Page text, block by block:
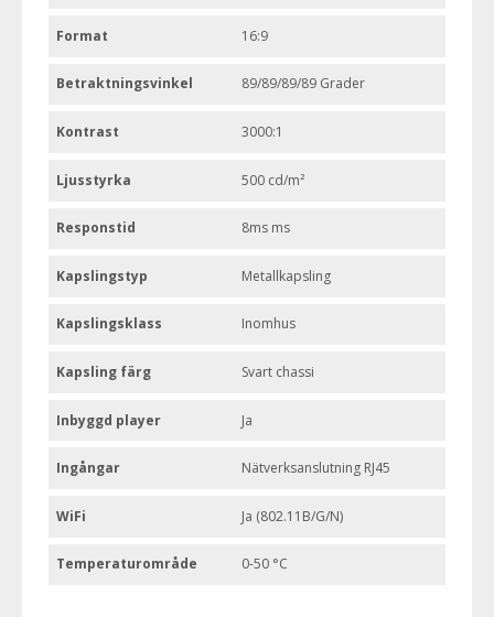
Format 16:9
Betraktningsvinkel 89/89/89/89 Grader
Kontrast 3000:1
Ljusstyrka 500 cd/m²
Responstid 8ms ms
Kapslingstyp Metallkapsling
Kapslingsklass Inomhus
Kapsling färg Svart chassi
Inbyggd player Ja
Ingångar Nätverksanslutning RJ45
WiFi Ja (802.11B/G/N)
Temperaturområde 0-50 °C